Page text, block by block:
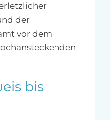
der
vor dem
bis